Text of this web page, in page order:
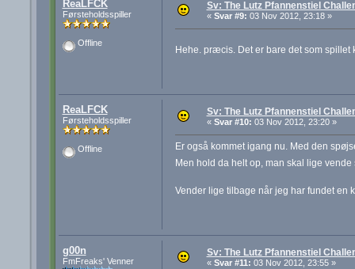
ReaLFCK
Førsteholdsspiller
Offline
Sv: The Lutz Pfannenstiel
« Svar #9: 03 Nov 2012, 23:18 »
Hehe. præcis. Det er bare det som
ReaLFCK
Førsteholdsspiller
Offline
Sv: The Lutz Pfannenstiel
« Svar #10: 03 Nov 2012, 23:20 »
Er også kommet igang nu. Med den
Men hold da helt op, man skal lige
Vender lige tilbage når jeg har fundet en
g00n
FmFreaks' Venner
Sv: The Lutz Pfannenstiel
« Svar #11: 03 Nov 2012, 23:55 »